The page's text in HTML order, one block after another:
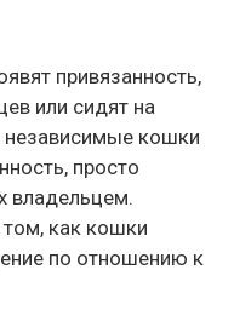
привязанность,
или сидят на
независимые кошки
просто
владельцем.
как кошки
по отношению к